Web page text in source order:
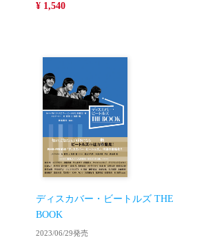
¥ 1,540
ディスカバー・ビートルズ THE
BOOK
2023/06/29発売